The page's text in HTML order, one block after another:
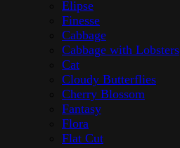
Elipse
Finesse
Cabbage
Cabbage with Lobsters
Cat
Cloudy Butterflies
Cherry Blossom
Fantasy
Flora
Flat Cut